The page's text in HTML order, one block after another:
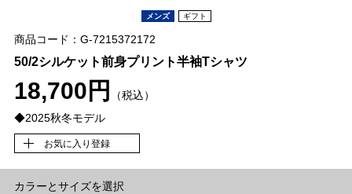
メンズ ギフト
商品コード：G-7215372172
50/2シルケット前身プリント半袖Tシャツ
18,700円
（税込）
◆2025秋冬モデル
お気に入り登録
カラーとサイズを選択